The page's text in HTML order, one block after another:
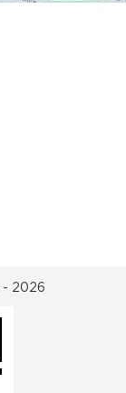
2026